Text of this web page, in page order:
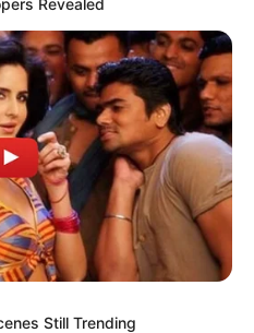
Revealed
Still Trending